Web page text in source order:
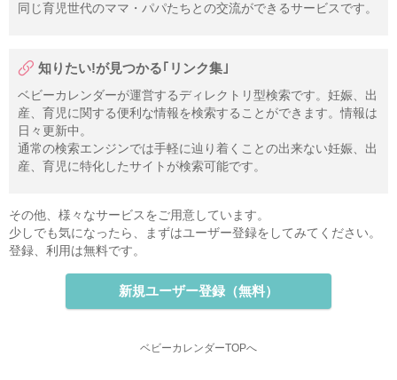
同じ育児世代のママ・パパたちとの交流ができるサービスです。
知りたい!が見つかる｢リンク集｣
ベビーカレンダーが運営するディレクトリ型検索です。妊娠、出
産、育児に関する便利な情報を検索することができます。情報は
日々更新中。
通常の検索エンジンでは手軽に辿り着くことの出来ない妊娠、出
産、育児に特化したサイトが検索可能です。
その他、様々なサービスをご用意しています。
少しでも気になったら、まずはユーザー登録をしてみてください。
登録、利用は無料です。
新規ユーザー登録（無料）
ベビーカレンダーTOPへ